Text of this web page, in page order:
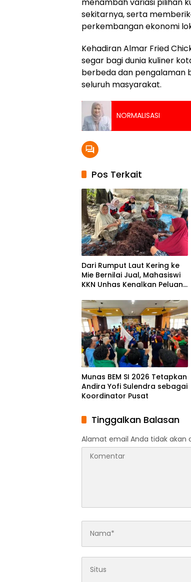
sekitarnya, serta
perkembangan ekonomi
Kehadiran Almar Fried
segar bagi dunia kuliner
berbeda dan pengalaman
seluruh masyarakat.
NORMALISASI
Pos Terkait
Dari Rumput Laut Kering ke
Mie Bernilai Jual, Mahasiswi
KKN Unhas Kenalkan Peluang
Desa Baruga
Munas BEM SI 2026 Tetapkan
Andira Yofi Sulendra sebagai
Koordinator Pusat
Tinggalkan Balasan
Alamat email Anda tidak akan